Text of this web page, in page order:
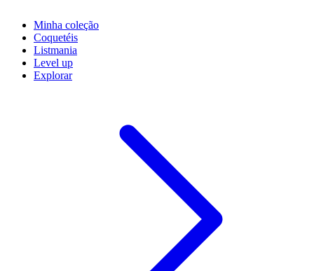
Minha coleção
Coquetéis
Listmania
Level up
Explorar